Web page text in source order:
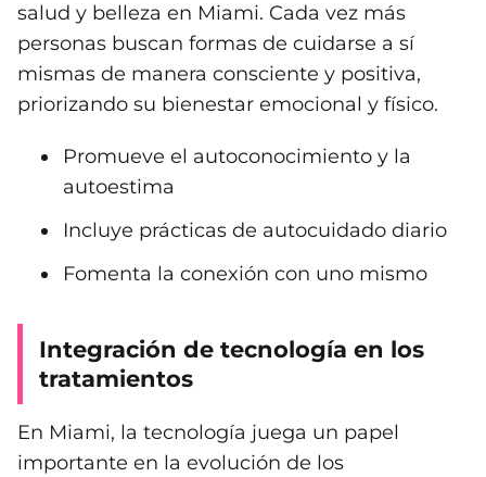
salud y belleza en Miami. Cada vez más
personas buscan formas de cuidarse a sí
mismas de manera consciente y positiva,
priorizando su bienestar emocional y físico.
Promueve el autoconocimiento y la
autoestima
Incluye prácticas de autocuidado diario
Fomenta la conexión con uno mismo
Integración de tecnología en los
tratamientos
En Miami, la tecnología juega un papel
importante en la evolución de los